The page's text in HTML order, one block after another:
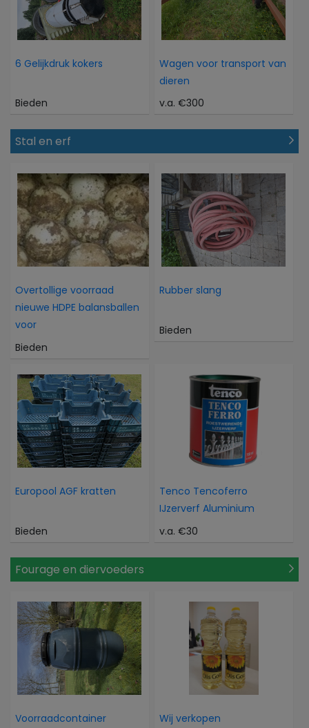
6 Gelijkdruk kokers
Bieden
Wagen voor transport van
dieren
v.a. €300
Stal en erf
Overtollige voorraad
nieuwe HDPE balansballen
voor
Bieden
Rubber slang
Bieden
Europool AGF kratten
Bieden
Tenco Tencoferro
IJzerverf Aluminium
v.a. €30
Fourage en diervoeders
Voorraadcontainer
Wij verkopen